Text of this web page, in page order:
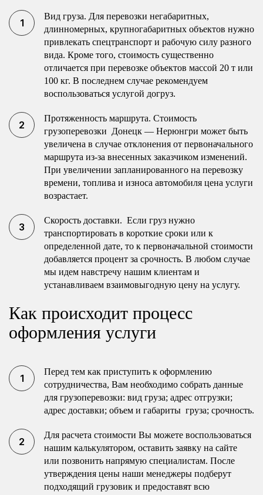
Вид груза. Для перевозки негабаритных,
длинномерных, крупногабаритных объектов нужно
привлекать спецтранспорт и рабочую силу разного
вида. Кроме того, стоимость существенно
отличается при перевозке объектов массой 20 т или
100 кг. В последнем случае рекомендуем
воспользоваться услугой догруз.
Протяженность маршрута. Стоимость
грузоперевозки Донецк — Нерюнгри может быть
увеличена в случае отклонения от первоначального
маршрута из-за внесенных заказчиком изменений.
При увеличении запланированного на перевозку
времени, топлива и износа автомобиля цена услуги
возрастает.
Скорость доставки. Если груз нужно
транспортировать в короткие сроки или к
определенной дате, то к первоначальной стоимости
добавляется процент за срочность. В любом случае
мы идем навстречу нашим клиентам и
устанавливаем взаимовыгодную цену на услугу.
Как происходит процесс
оформления услуги
Перед тем как приступить к оформлению
сотрудничества, Вам необходимо собрать данные
для грузоперевозки: вид груза; адрес отгрузки;
адрес доставки; объем и габариты груза; срочность.
Для расчета стоимости Вы можете воспользоваться
нашим калькулятором, оставить заявку на сайте
или позвонить напрямую специалистам. После
утверждения цены наши менеджеры подберут
подходящий грузовик и предоставят всю